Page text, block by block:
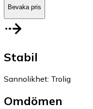
Bevaka pris
Stabil
Sannolikhet: Trolig
Omdömen